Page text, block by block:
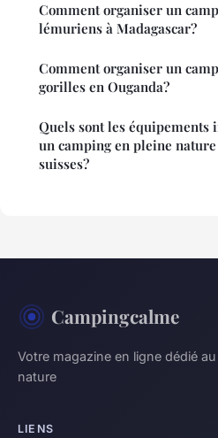
Comment organiser un
lémuriens à Madagascar?
Comment organiser un
gorilles en Ouganda?
Quels sont les équipements
un camping en pleine
suisses?
Campingcalme
Votre magazine en ligne dédié
nature
LIENS